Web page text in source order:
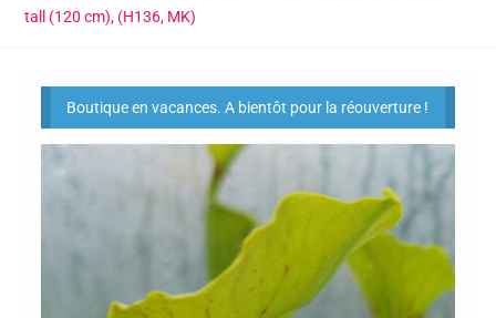
tall (120 cm), (H136, MK)
Boutique en vacances. A bientôt pour la réouverture !